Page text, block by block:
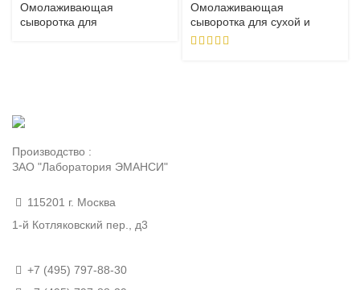
Омолаживающая
сыворотка для
Омолаживающая
сыворотка для сухой и
нормальной кожи, 30 мл
Производство :
ЗАО "Лаборатория ЭМАНСИ"
115201 г. Москва
1-й Котляковский пер., д3
+7 (495) 797-88-30